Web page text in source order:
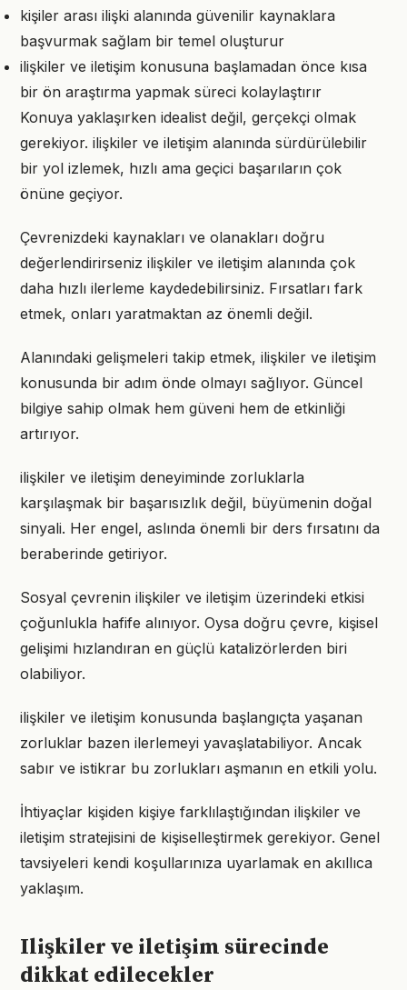
kişiler arası ilişki alanında güvenilir kaynaklara
başvurmak sağlam bir temel oluşturur
ilişkiler ve iletişim konusuna başlamadan önce kısa
bir ön araştırma yapmak süreci kolaylaştırır
Konuya yaklaşırken idealist değil, gerçekçi olmak
gerekiyor. ilişkiler ve iletişim alanında sürdürülebilir
bir yol izlemek, hızlı ama geçici başarıların çok
önüne geçiyor.
Çevrenizdeki kaynakları ve olanakları doğru
değerlendirirseniz ilişkiler ve iletişim alanında çok
daha hızlı ilerleme kaydedebilirsiniz. Fırsatları fark
etmek, onları yaratmaktan az önemli değil.
Alanındaki gelişmeleri takip etmek, ilişkiler ve iletişim
konusunda bir adım önde olmayı sağlıyor. Güncel
bilgiye sahip olmak hem güveni hem de etkinliği
artırıyor.
ilişkiler ve iletişim deneyiminde zorluklarla
karşılaşmak bir başarısızlık değil, büyümenin doğal
sinyali. Her engel, aslında önemli bir ders fırsatını da
beraberinde getiriyor.
Sosyal çevrenin ilişkiler ve iletişim üzerindeki etkisi
çoğunlukla hafife alınıyor. Oysa doğru çevre, kişisel
gelişimi hızlandıran en güçlü katalizörlerden biri
olabiliyor.
ilişkiler ve iletişim konusunda başlangıçta yaşanan
zorluklar bazen ilerlemeyi yavaşlatabiliyor. Ancak
sabır ve istikrar bu zorlukları aşmanın en etkili yolu.
İhtiyaçlar kişiden kişiye farklılaştığından ilişkiler ve
iletişim stratejisini de kişiselleştirmek gerekiyor. Genel
tavsiyeleri kendi koşullarınıza uyarlamak en akıllıca
yaklaşım.
Ilişkiler ve iletişim sürecinde
dikkat edilecekler